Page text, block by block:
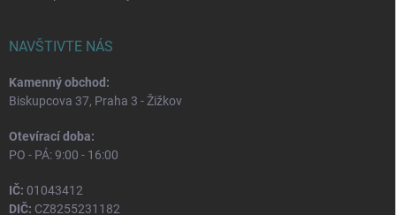
NAVŠTIVTE NÁS
Kamenný obchod:
Biskupcova 37, Praha 3 - Žižkov
Otevírací doba:
PO - PÁ: 9:00 - 16:00
IČ: 01043412
DIČ: CZ8255231182